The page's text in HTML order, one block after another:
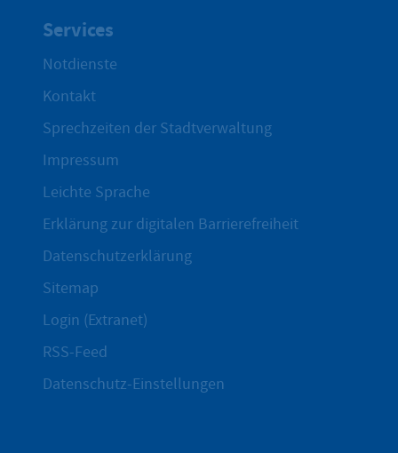
Services
Notdienste
Kontakt
Sprechzeiten der Stadtverwaltung
Impressum
Leichte Sprache
Erklärung zur digitalen Barrierefreiheit
Datenschutzerklärung
Sitemap
Login (Extranet)
RSS-Feed
Datenschutz-Einstellungen